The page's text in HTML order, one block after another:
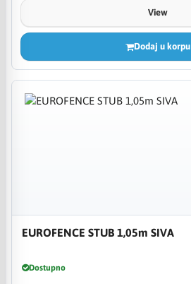
View
Dodaj u korpu
EUROFENCE STUB 1,05m SIVA
Dostupno